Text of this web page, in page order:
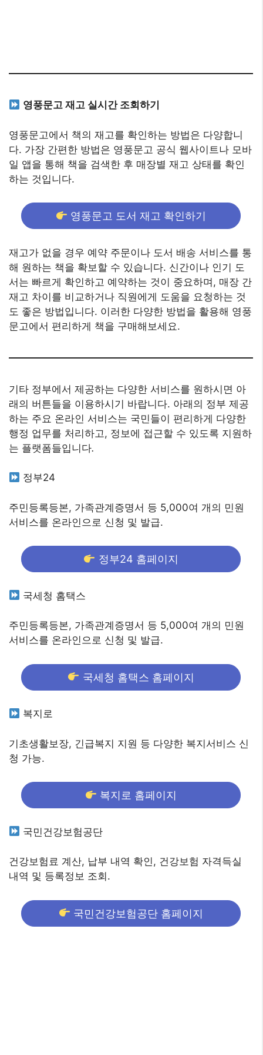
영풍문고 재고 실시간 조회하기
영풍문고에서 책의 재고를 확인하는 방법은 다양합니
다. 가장 간편한 방법은 영풍문고 공식 웹사이트나 모바
일 앱을 통해 책을 검색한 후 매장별 재고 상태를 확인
하는 것입니다.
영풍문고 도서 재고 확인하기
재고가 없을 경우 예약 주문이나 도서 배송 서비스를 통
해 원하는 책을 확보할 수 있습니다. 신간이나 인기 도
서는 빠르게 확인하고 예약하는 것이 중요하며, 매장 간
재고 차이를 비교하거나 직원에게 도움을 요청하는 것
도 좋은 방법입니다. 이러한 다양한 방법을 활용해 영풍
문고에서 편리하게 책을 구매해보세요.
기타 정부에서 제공하는 다양한 서비스를 원하시면 아
래의 버튼들을 이용하시기 바랍니다. 아래의 정부 제공
하는 주요 온라인 서비스는 국민들이 편리하게 다양한
행정 업무를 처리하고, 정보에 접근할 수 있도록 지원하
는 플랫폼들입니다.
정부24
주민등록등본, 가족관계증명서 등 5,000여 개의 민원
서비스를 온라인으로 신청 및 발급.
정부24 홈페이지
국세청 홈택스
주민등록등본, 가족관계증명서 등 5,000여 개의 민원
서비스를 온라인으로 신청 및 발급.
국세청 홈택스 홈페이지
복지로
기초생활보장, 긴급복지 지원 등 다양한 복지서비스 신
청 가능.
복지로 홈페이지
국민건강보험공단
건강보험료 계산, 납부 내역 확인, 건강보험 자격득실
내역 및 등록정보 조회.
국민건강보험공단 홈페이지